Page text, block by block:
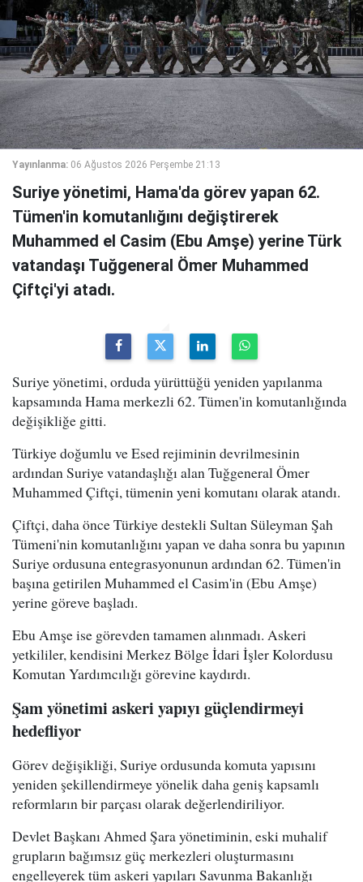
Yayınlanma: 06 Ağustos 2026 Perşembe 21:13
Suriye yönetimi, Hama'da görev yapan 62.
Tümen'in komutanlığını değiştirerek
Muhammed el Casim (Ebu Amşe) yerine Türk
vatandaşı Tuğgeneral Ömer Muhammed
Çiftçi'yi atadı.
Suriye yönetimi, orduda yürüttüğü yeniden yapılanma
kapsamında Hama merkezli 62. Tümen'in komutanlığında
değişikliğe gitti.
Türkiye doğumlu ve Esed rejiminin devrilmesinin
ardından Suriye vatandaşlığı alan Tuğgeneral Ömer
Muhammed Çiftçi, tümenin yeni komutanı olarak atandı.
Çiftçi, daha önce Türkiye destekli Sultan Süleyman Şah
Tümeni'nin komutanlığını yapan ve daha sonra bu yapının
Suriye ordusuna entegrasyonunun ardından 62. Tümen'in
başına getirilen Muhammed el Casim'in (Ebu Amşe)
yerine göreve başladı.
Ebu Amşe ise görevden tamamen alınmadı. Askeri
yetkililer, kendisini Merkez Bölge İdari İşler Kolordusu
Komutan Yardımcılığı görevine kaydırdı.
Şam yönetimi askeri yapıyı güçlendirmeyi
hedefliyor
Görev değişikliği, Suriye ordusunda komuta yapısını
yeniden şekillendirmeye yönelik daha geniş kapsamlı
reformların bir parçası olarak değerlendiriliyor.
Devlet Başkanı Ahmed Şara yönetiminin, eski muhalif
grupların bağımsız güç merkezleri oluşturmasını
engelleyerek tüm askeri yapıları Savunma Bakanlığı